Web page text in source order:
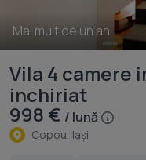
Mai mult de un an
Vila 4 camere
inchiriat
998 € / lună
Copou, Iaşi